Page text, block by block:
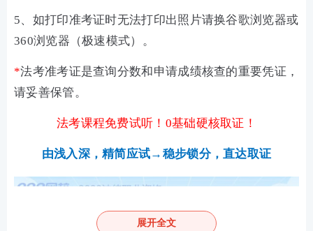
5、如打印准考证时无法打印出照片请换谷歌浏览器或
360浏览器（极速模式）。
*法考准考证是查询分数和申请成绩核查的重要凭证，
请妥善保管。
法考课程免费试听！0基础硬核取证！
由浅入深，精简应试→稳步锁分，直达取证
展开全文